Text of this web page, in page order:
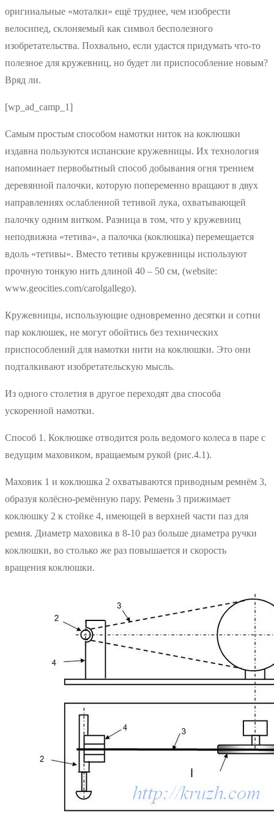
оригинальные «моталки» ещё труднее, чем изобрести
велосипед, склоняемый как символ бесполезного
изобретательства. Похвально, если удастся придумать что-то
полезное для кружевниц, но будет ли приспособление новым?
Вряд ли.
[wp_ad_camp_1]
Самым простым способом намотки ниток на коклюшки
издавна пользуются испанские кружевницы. Их технология
напоминает первобытный способ добывания огня трением
деревянной палочки, которую попеременно вращают в двух
направлениях ослабленной тетивой лука, охватывающей
палочку одним витком. Разница в том, что у кружевниц
неподвижна «тетива», а палочка (коклюшка) перемещается
вдоль «тетивы». Вместо тетивы кружевницы используют
прочную тонкую нить длиной 40 – 50 см, (website:
www.geocities.com/carolgallego).
Кружевницы, использующие одновременно десятки и сотни
пар коклюшек, не могут обойтись без технических
приспособлений для намотки нити на коклюшки. Это они
подталкивают изобретательскую мысль.
Из одного столетия в другое переходят два способа
ускоренной намотки.
Способ 1. Коклюшке отводится роль ведомого колеса в паре с
ведущим маховиком, вращаемым рукой (рис.4.1).
Маховик 1 и коклюшка 2 охватываются приводным ремнём 3,
образуя колёсно-ремённую пару. Ремень 3 прижимает
коклюшку 2 к стойке 4, имеющей в верхней части паз для
ремня. Диаметр маховика в 8-10 раз больше диаметра ручки
коклюшки, во столько же раз повышается и скорость
вращения коклюшки.